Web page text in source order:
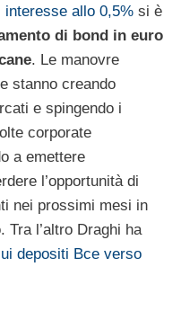
allo 0,5% si è
di bond in euro
. Le manovre
stanno creando
e spingendo i
corporate
a emettere
l’opportunità di
nei prossimi mesi in
l’altro Draghi ha
depositi Bce verso